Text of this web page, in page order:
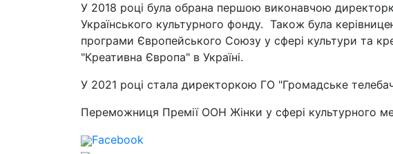
У 2018 році була обрана першою виконавчою
Українського культурного фонду. Також була
програми Європейського Союзу у сфері культури та
"Креативна Європа" в Україні.
У 2021 році стала директоркою ГО "Громадське
Переможниця Премії ООН Жінки у сфері культурного
Facebook